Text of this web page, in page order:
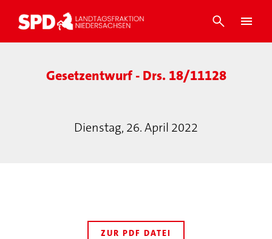
Gesetzentwurf - Drs. 18/11128
Dienstag, 26. April 2022
ZUR PDF DATEI